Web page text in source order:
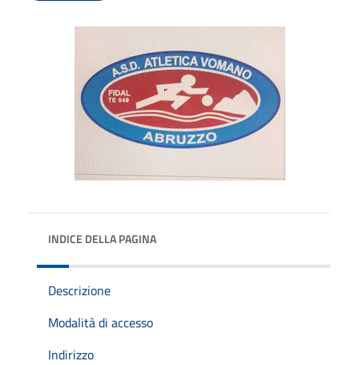
INDICE DELLA PAGINA
Descrizione
Modalità di accesso
Indirizzo